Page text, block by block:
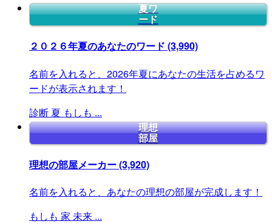
夏ワ
ード
２０２６年夏のあなたのワード (3,990)
名前を入れると、2026年夏にあなたの生活を占めるワ
ードが表示されます！
診断 夏 もしも ...
理想
部屋
理想の部屋メーカー(3,920)
名前を入れると、あなたの理想の部屋が完成します！
もしも 家 未来 ...